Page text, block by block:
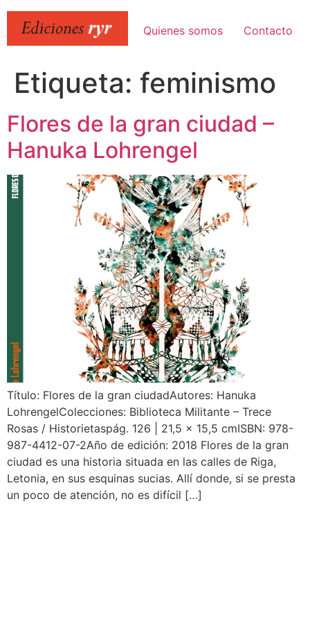
contenido
Quienes somos Contacto
Etiqueta: feminismo
Flores de la gran ciudad –
Hanuka Lohrengel
Título: Flores de la gran ciudadAutores: Hanuka
LohrengelColecciones: Biblioteca Militante – Trece
Rosas / Historietaspág. 126 | 21,5 x 15,5 cmISBN: 978-
987-4412-07-2Año de edición: 2018 Flores de la gran
ciudad es una historia situada en las calles de Riga,
Letonia, en sus esquinas sucias. Allí donde, si se presta
un poco de atención, no es difícil […]